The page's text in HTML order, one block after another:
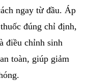
ngay từ đầu. Áp
đúng chỉ định,
điều chỉnh sinh
toàn, giúp giảm